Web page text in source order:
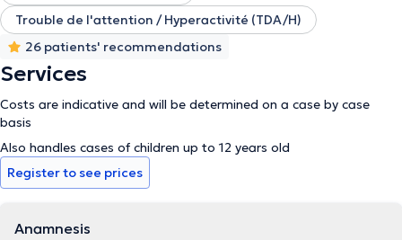
Trouble de l'attention / Hyperactivité (TDA/H)
26 patients' recommendations
Services
Costs are indicative and will be determined on a case by case
basis
Also handles cases of children up to 12 years old
Register to see prices
Anamnesis